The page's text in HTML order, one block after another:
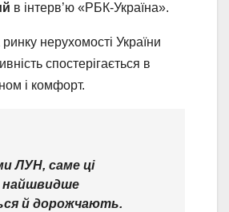
в інтерв’ю «РБК-Україна».
нерухомості України
спостерігається в
і комфорт.
ЛУН, саме ці
найшвидше
й дорожчають.